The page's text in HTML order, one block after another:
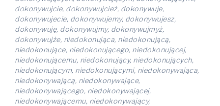
dokonywujcie, dokonywujcież, dokonywuje,
dokonywujecie, dokonywujemy, dokonywujesz,
dokonywuję, dokonywujmy, dokonywujmyż,
dokonywujże, niedokonująca, niedokonującą,
niedokonujące, niedokonującego, niedokonującej,
niedokonującemu, niedokonujący, niedokonujących,
niedokonującym, niedokonującymi, niedokonywająca,
niedokonywającą, niedokonywające,
niedokonywającego, niedokonywającej,
niedokonywającemu, niedokonywający,